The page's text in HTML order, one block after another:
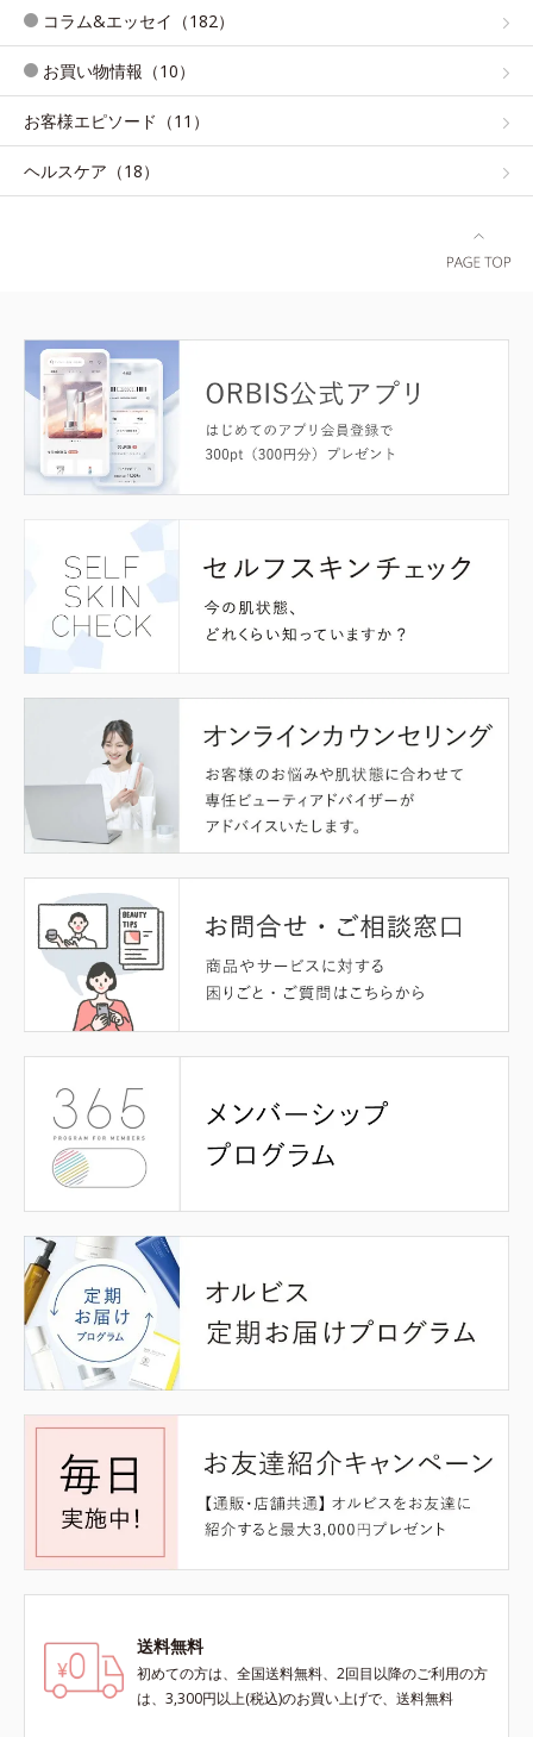
コラム&エッセイ（182）
お買い物情報（10）
お客様エピソード（11）
ヘルスケア（18）
送料無料
初めての方は、全国送料無料、2回目以降のご利用の方
は、3,300円以上(税込)のお買い上げで、送料無料